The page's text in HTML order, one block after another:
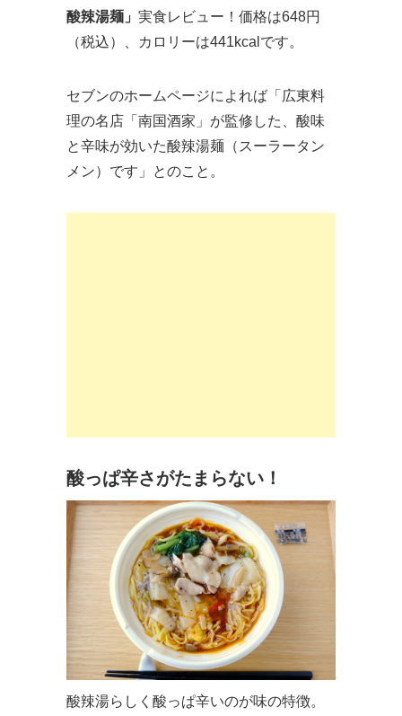
酸辣湯麺」 実食レビュー！価格は648円
（税込）、カロリーは441kcalです。
セブンのホームページによれば「広東料
理の名店「南国酒家」が監修した、酸味
と辛味が効いた酸辣湯麺（スーラータン
メン）です」とのこと。
酸っぱ辛さがたまらない！
酸辣湯らしく酸っぱ辛いのが味の特徴。